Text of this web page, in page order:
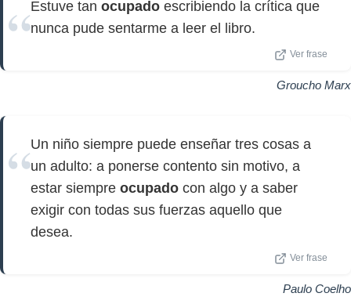
Estuve tan ocupado escribiendo la crítica que
nunca pude sentarme a leer el libro.
Ver frase
Groucho Marx
Un niño siempre puede enseñar tres cosas a
un adulto: a ponerse contento sin motivo, a
estar siempre ocupado con algo y a saber
exigir con todas sus fuerzas aquello que
desea.
Ver frase
Paulo Coelho